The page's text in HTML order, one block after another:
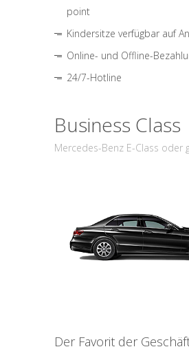
point
Kindersitze verfügbar auf
Online- und Offline-
24/7-Hotline
Business Class
Mercedes-Benz E-Class oder
Der Favorit der